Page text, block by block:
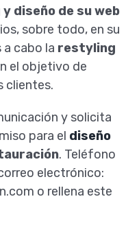
diseño de su web
sobre todo, en su
cabo la restyling
el objetivo de
clientes.
y solicita
para el diseño
. Teléfono
electrónico:
o rellena este